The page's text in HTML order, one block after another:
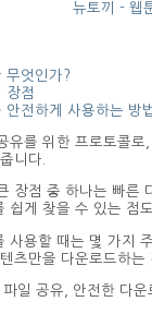
뉴토끼 - 웹
무엇인가?
장점
안전하게 사용하는 방법
유를 위한 프로토콜
니다.
장점 중 하나는 빠른
쉽게 찾을 수 있는 점
사용할 때는 몇 가지
츠만을 다운로드하
일 공유, 안전한 다운